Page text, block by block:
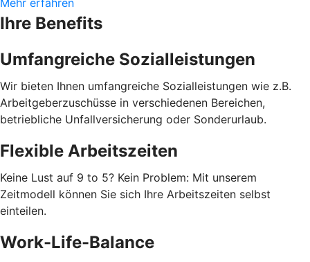
Mehr erfahren
Ihre Benefits
Umfangreiche Sozialleistungen
Wir bieten Ihnen umfangreiche Sozialleistungen wie z.B.
Arbeitgeberzuschüsse in verschiedenen Bereichen,
betriebliche Unfallversicherung oder Sonderurlaub.
Flexible Arbeitszeiten
Keine Lust auf 9 to 5? Kein Problem: Mit unserem
Zeitmodell können Sie sich Ihre Arbeitszeiten selbst
einteilen.
Work-Life-Balance